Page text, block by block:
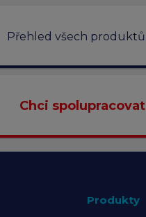
Přehled všech produktů
Chci spolupracovat
Produkty